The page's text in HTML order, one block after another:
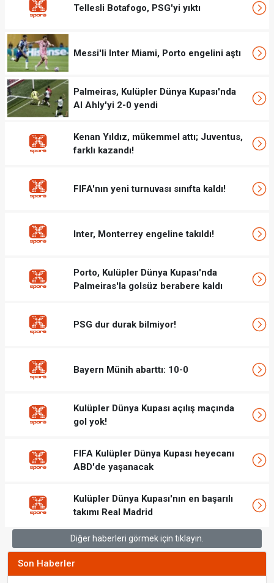
Tellesli Botafogo, PSG'yi yıktı
Messi'li Inter Miami, Porto engelini aştı
Palmeiras, Kulüpler Dünya Kupası'nda
Al Ahly'yi 2-0 yendi
Kenan Yıldız, mükemmel attı; Juventus,
farklı kazandı!
FIFA'nın yeni turnuvası sınıfta kaldı!
Inter, Monterrey engeline takıldı!
Porto, Kulüpler Dünya Kupası'nda
Palmeiras'la golsüz berabere kaldı
PSG dur durak bilmiyor!
Bayern Münih abarttı: 10-0
Kulüpler Dünya Kupası açılış maçında
gol yok!
FIFA Kulüpler Dünya Kupası heyecanı
ABD'de yaşanacak
Kulüpler Dünya Kupası'nın en başarılı
takımı Real Madrid
Diğer haberleri görmek için tıklayın.
Son Haberler